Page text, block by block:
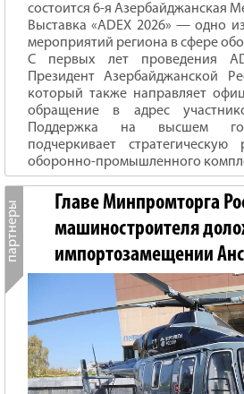
состоится 6-я Азербайджанская
Выставка «ADEX 2026» — одно
мероприятий региона в сфере
С первых лет проведения
Президент Азербайджанской
который также направляет
обращение в адрес
Поддержка на высшем
подчеркивает
оборонно-промышленного
Главе Минпромторга
машиностроителя
импортозамещении